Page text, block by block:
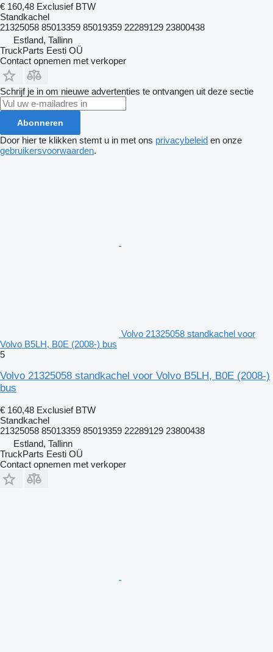
€ 160,48 Exclusief BTW
Standkachel
21325058 85013359 85019359 22289129 23800438
Estland, Tallinn
TruckParts Eesti OÜ
Contact opnemen met verkoper
Schrijf je in om nieuwe advertenties te ontvangen uit deze sectie
Abonneren
Door hier te klikken stemt u in met ons privacybeleid en onze
gebruikersvoorwaarden.
Volvo 21325058 standkachel voor
Volvo B5LH, B0E (2008-) bus
5
Volvo 21325058 standkachel voor Volvo B5LH, B0E (2008-)
bus
€ 160,48 Exclusief BTW
Standkachel
21325058 85013359 85019359 22289129 23800438
Estland, Tallinn
TruckParts Eesti OÜ
Contact opnemen met verkoper